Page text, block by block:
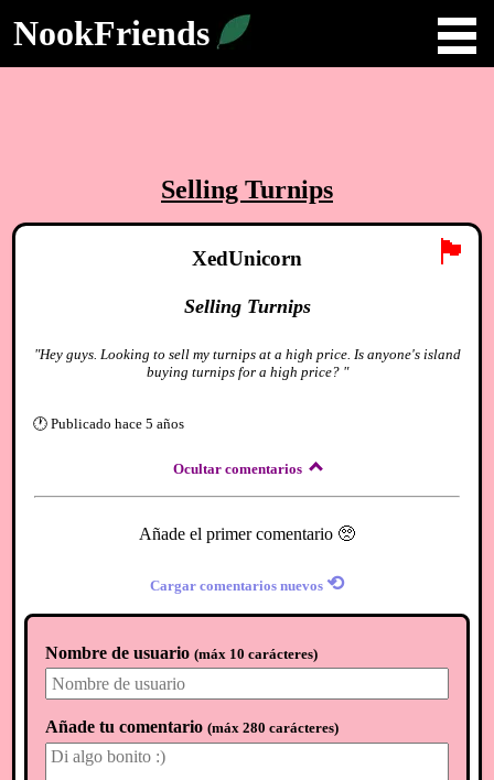
NookFriends
Selling Turnips
🏴
XedUnicorn
Selling Turnips
"Hey guys. Looking to sell my turnips at a high price. Is anyone's island
buying turnips for a high price? "
🕐 Publicado hace 5 años
Ocultar comentarios
Añade el primer comentario 🥺
Cargar comentarios nuevos ⟲
Nombre de usuario (máx 10 carácteres)
Añade tu comentario (máx 280 carácteres)